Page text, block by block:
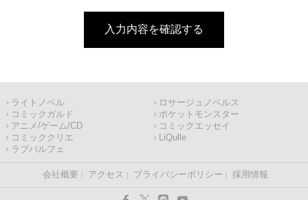
入力内容を確認する
ライトノベル
ロサージュノベルス
コミックガルド
ポケットモンスター
アニメ/ゲーム/CD
コミックエッセイ
コミッククリエ
LiQulle
ラブパルフェ
会社概要 アクセス プライバシーポリシー 採用情報